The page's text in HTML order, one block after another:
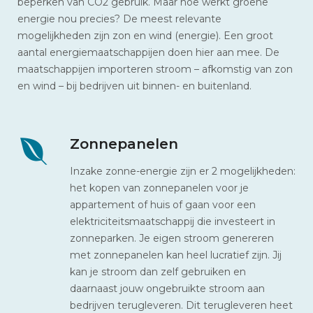
energie nou precies? De meest relevante
mogelijkheden zijn zon en wind (energie). Een groot
aantal energiemaatschappijen doen hier aan mee. De
maatschappijen importeren stroom – afkomstig van zon
en wind – bij bedrijven uit binnen- en buitenland.
Zonnepanelen
Inzake zonne-energie zijn er 2 mogelijkheden:
het kopen van zonnepanelen voor je
appartement of huis of gaan voor een
elektriciteitsmaatschappij die investeert in
zonneparken. Je eigen stroom genereren
met zonnepanelen kan heel lucratief zijn. Jij
kan je stroom dan zelf gebruiken en
daarnaast jouw ongebruikte stroom aan
bedrijven terugleveren. Dit terugleveren heet